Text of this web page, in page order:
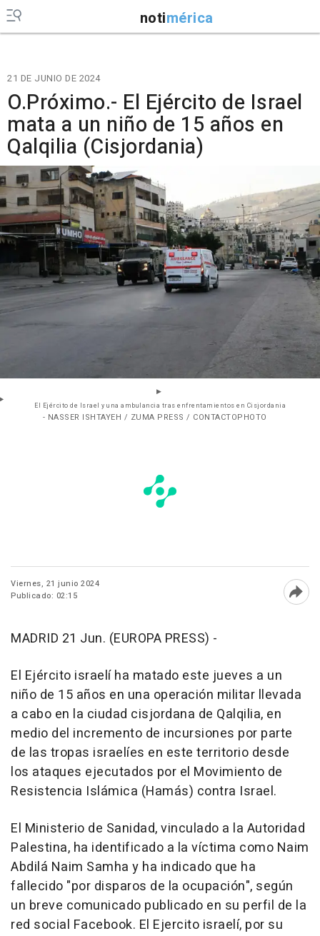
notimérica
21 DE JUNIO DE 2024
O.Próximo.- El Ejército de Israel
mata a un niño de 15 años en
Qalqilia (Cisjordania)
El Ejército de Israel y una ambulancia tras enfrentamientos en Cisjordania
- NASSER ISHTAYEH / ZUMA PRESS / CONTACTOPHOTO
Viernes, 21 junio 2024
Publicado: 02:15
MADRID 21 Jun. (EUROPA PRESS) -
El Ejército israelí ha matado este jueves a un
niño de 15 años en una operación militar llevada
a cabo en la ciudad cisjordana de Qalqilia, en
medio del incremento de incursiones por parte
de las tropas israelíes en este territorio desde
los ataques ejecutados por el Movimiento de
Resistencia Islámica (Hamás) contra Israel.
El Ministerio de Sanidad, vinculado a la Autoridad
Palestina, ha identificado a la víctima como Naim
Abdilá Naim Samha y ha indicado que ha
fallecido "por disparos de la ocupación", según
un breve comunicado publicado en su perfil de la
red social Facebook. El Ejercito israelí, por su